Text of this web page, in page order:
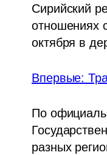
Сирийский
отношениях
октября в
Впервые:
По
разных